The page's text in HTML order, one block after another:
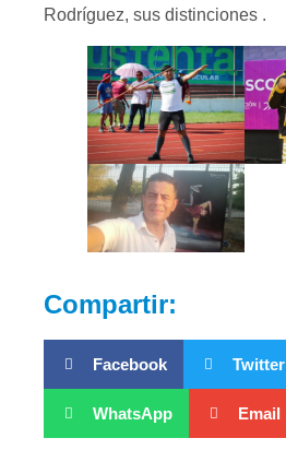
Rodríguez, sus distinciones .
Compartir:
Facebook Twitter
WhatsApp Email